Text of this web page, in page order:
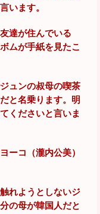
います。
達が住んでいる
ムが手紙を見たこ
ュンの叔母の喫茶
と名乗ります。明
くださいと言いま
ーコ（瀧内公美）
れようとしないジ
の母が韓国人だと